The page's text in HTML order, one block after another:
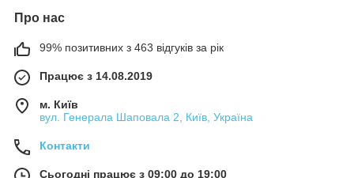
Про нас
99% позитивних з 463 відгуків за рік
Працює з 14.08.2019
м. Київ
вул. Генерала Шаповала 2, Київ, Україна
Контакти
Сьогодні працює з 09:00 до 19:00